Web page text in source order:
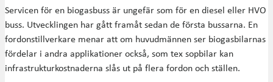
Servicen för en biogasbuss är ungefär som för en diesel eller HVO
buss. Utvecklingen har gått framåt sedan de första bussarna. En
fordonstillverkare menar att om huvudmännen ser biogasbilarnas
fördelar i andra applikationer också, som tex sopbilar kan
infrastrukturkostnaderna slås ut på flera fordon och ställen.